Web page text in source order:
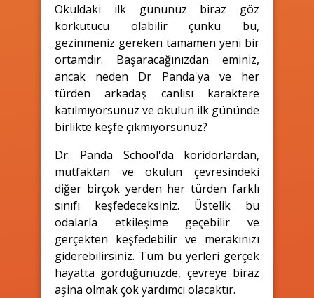
Okuldaki ilk gününüz biraz göz
korkutucu olabilir çünkü bu,
gezinmeniz gereken tamamen yeni bir
ortamdır. Başaracağınızdan eminiz,
ancak neden Dr Panda'ya ve her
türden arkadaş canlısı karaktere
katılmıyorsunuz ve okulun ilk gününde
birlikte keşfe çıkmıyorsunuz?
Dr. Panda School'da koridorlardan,
mutfaktan ve okulun çevresindeki
diğer birçok yerden her türden farklı
sınıfı keşfedeceksiniz. Üstelik bu
odalarla etkileşime geçebilir ve
gerçekten keşfedebilir ve merakınızı
giderebilirsiniz. Tüm bu yerleri gerçek
hayatta gördüğünüzde, çevreye biraz
aşina olmak çok yardımcı olacaktır.